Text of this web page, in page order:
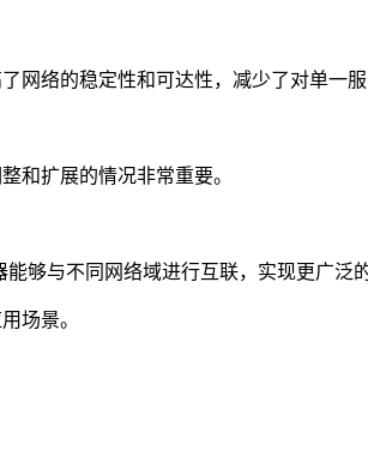
络的稳定性和可达性，减少了对单一服
和扩展的情况非常重要。
与不同网络域进行互联，实现更广泛的
场景。